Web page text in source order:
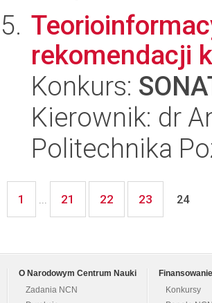
rekomendacji
Konkurs:
Kierownik: dr
Politechnika
1 ... 21 22 23 24
O Narodowym Centrum Nauki
Zadania NCN
Konkursy